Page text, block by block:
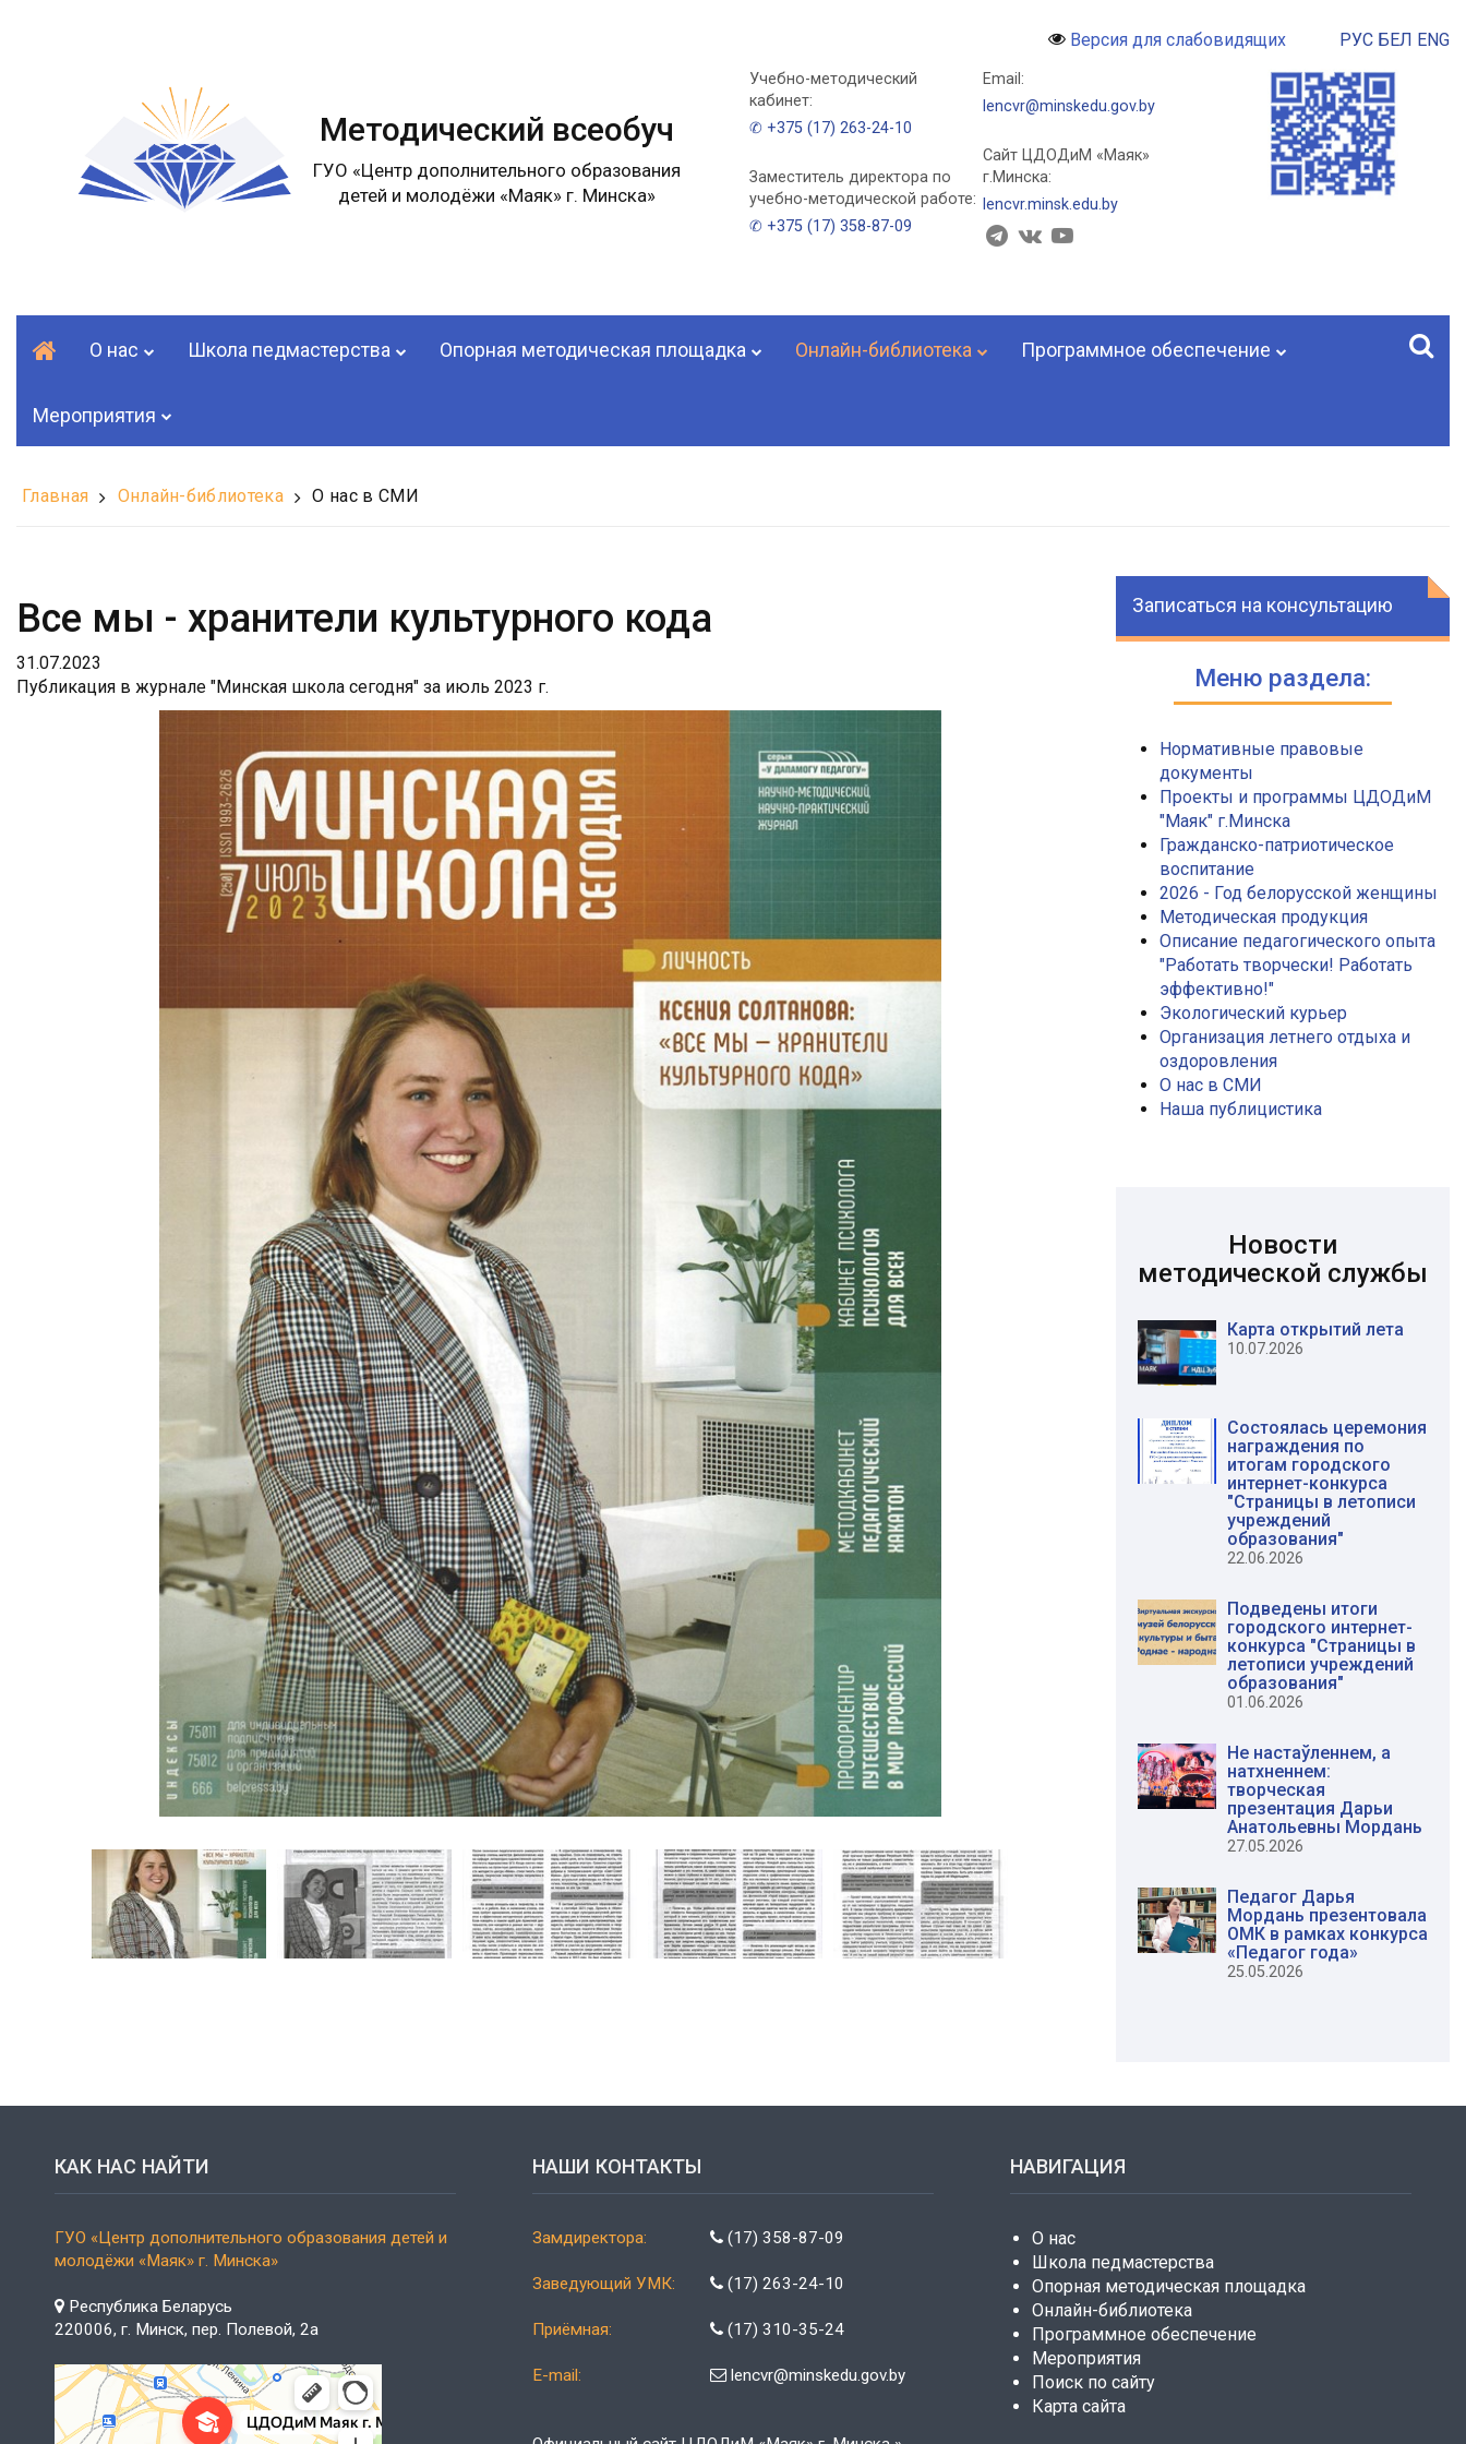
Версия для слабовидящих РУС БЕЛ ENG
Методический всеобуч
ГУО «Центр дополнительного образования
детей и молодёжи «Маяк» г. Минска»
Учебно-методический
кабинет:
✆ +375 (17) 263-24-10
Заместитель директора по
учебно-методической работе:
✆ +375 (17) 358-87-09
Email:
lencvr@minskedu.gov.by
Сайт ЦДОДиМ «Маяк»
г.Минска:
lencvr.minsk.edu.by
О нас Школа педмастерства Опорная методическая площадка Онлайн-библиотека Программное обеспечение
Мероприятия
Главная Онлайн-библиотека О нас в СМИ
Все мы - хранители культурного кода
31.07.2023
Публикация в журнале "Минская школа сегодня" за июль 2023 г.
Записаться на консультацию
Меню раздела:
Нормативные правовые
документы
Проекты и программы ЦДОДиМ
"Маяк" г.Минска
Гражданско-патриотическое
воспитание
2026 - Год белорусской женщины
Методическая продукция
Описание педагогического опыта
"Работать творчески! Работать
эффективно!"
Экологический курьер
Организация летнего отдыха и
оздоровления
О нас в СМИ
Наша публицистика
Новости
методической службы
Карта открытий лета
10.07.2026
Состоялась церемония
награждения по
итогам городского
интернет-конкурса
"Страницы в летописи
учреждений
образования"
22.06.2026
Подведены итоги
городского интернет-
конкурса "Страницы в
летописи учреждений
образования"
01.06.2026
Не настаўленнем, а
натхненнем:
творческая
презентация Дарьи
Анатольевны Мордань
27.05.2026
Педагог Дарья
Мордань презентовала
ОМК в рамках конкурса
«Педагог года»
25.05.2026
КАК НАС НАЙТИ
ГУО «Центр дополнительного образования детей и
молодёжи «Маяк» г. Минска»
Республика Беларусь
220006, г. Минск, пер. Полевой, 2а
НАШИ КОНТАКТЫ
Замдиректора: (17) 358-87-09
Заведующий УМК: (17) 263-24-10
Приёмная: (17) 310-35-24
E-mail: lencvr@minskedu.gov.by
НАВИГАЦИЯ
О нас
Школа педмастерства
Опорная методическая площадка
Онлайн-библиотека
Программное обеспечение
Мероприятия
Поиск по сайту
Карта сайта